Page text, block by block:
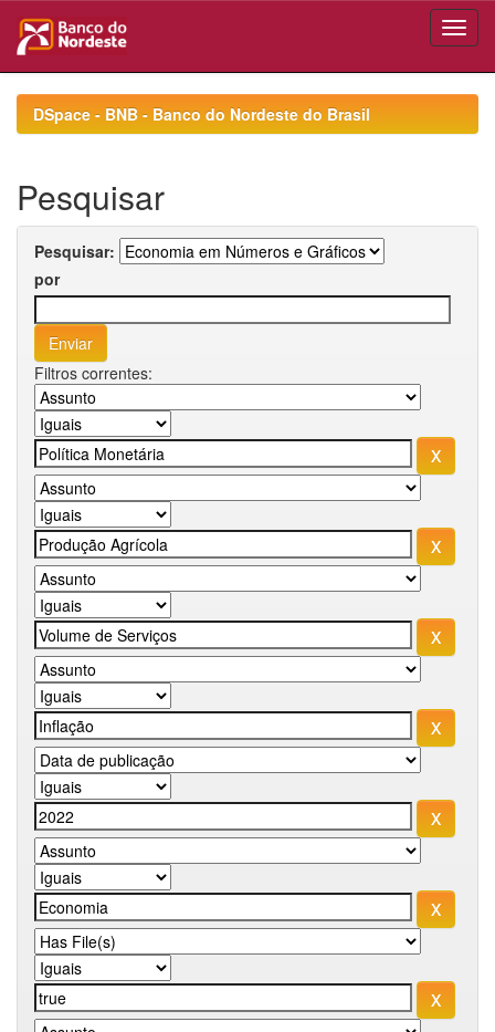
navigationDSpace - BNB - Banco do Nordeste do Brasil
Pesquisar
Pesquisar:
por
Filtros correntes: